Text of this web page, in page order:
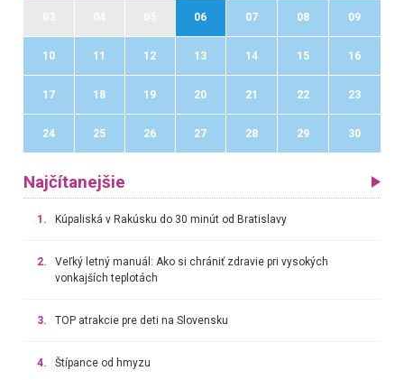
06 07 08 09
10 11 12 13 14 15 16
17 18 19 20 21 22 23
24 25 26 27 28 29 30
Najčítanejšie
1. Kúpaliská v Rakúsku do 30 minút od Bratislavy
2.
Veľký letný manuál: Ako si chrániť zdravie pri vysokých
vonkajších teplotách
3. TOP atrakcie pre deti na Slovensku
4. Štípance od hmyzu